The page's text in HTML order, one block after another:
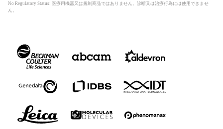
No Regulatory Status: 医療用機器又は規制商品ではありません。診断又は治療行為には使用できませ
ん。